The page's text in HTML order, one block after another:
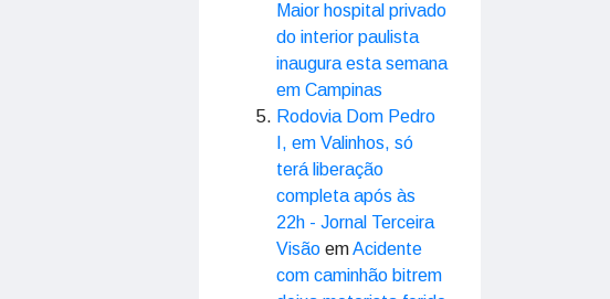
Maior hospital privado
do interior paulista
inaugura esta semana
em Campinas
Rodovia Dom Pedro
I, em Valinhos, só
terá liberação
completa após às
22h - Jornal Terceira
Visão emAcidente
com caminhão bitrem